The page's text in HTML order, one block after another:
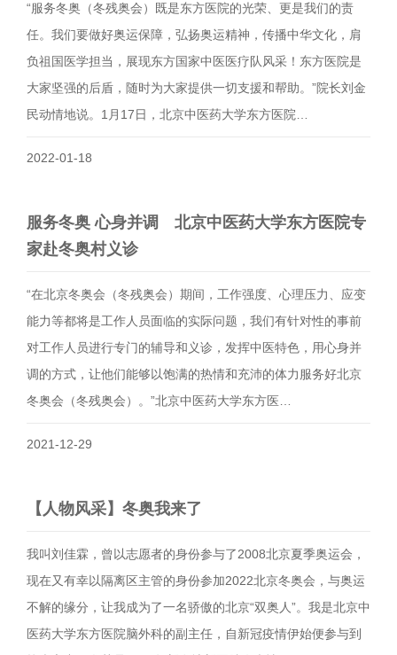
“服务冬奥（冬残奥会）既是东方医院的光荣、更是我们的责
任。我们要做好奥运保障，弘扬奥运精神，传播中华文化，肩
负祖国医学担当，展现东方国家中医医疗队风采！东方医院是
大家坚强的后盾，随时为大家提供一切支援和帮助。”院长刘金
民动情地说。1月17日，北京中医药大学东方医院…
2022-01-18
服务冬奥 心身并调 北京中医药大学东方医院专
家赴冬奥村义诊
“在北京冬奥会（冬残奥会）期间，工作强度、心理压力、应变
能力等都将是工作人员面临的实际问题，我们有针对性的事前
对工作人员进行专门的辅导和义诊，发挥中医特色，用心身并
调的方式，让他们能够以饱满的热情和充沛的体力服务好北京
冬奥会（冬残奥会）。”北京中医药大学东方医…
2021-12-29
【人物风采】冬奥我来了
我叫刘佳霖，曾以志愿者的身份参与了2008北京夏季奥运会，
现在又有幸以隔离区主管的身份参加2022北京冬奥会，与奥运
不解的缘分，让我成为了一名骄傲的北京“双奥人”。我是北京中
医药大学东方医院脑外科的副主任，自新冠疫情伊始便参与到